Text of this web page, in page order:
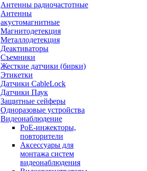
Антенны радиочастотные
Антенны
акустомагнитные
Магнитодетекция
Металлодетекция
Деактиваторы
Съемники
Жесткие датчики (бирки)
Этикетки
Датчики CableLock
Датчики Паук
Защитные сейферы
Одноразовые устройства
Видеонаблюдение
PoE-инжекторы,
повторители
Аксессуары для
монтажа систем
видеонаблюдения